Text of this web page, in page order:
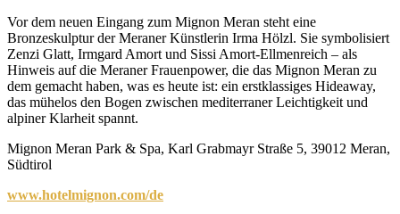
Vor dem neuen Eingang zum Mignon Meran steht eine
Bronzeskulptur der Meraner Künstlerin Irma Hölzl. Sie symbolisiert
Zenzi Glatt, Irmgard Amort und Sissi Amort-Ellmenreich – als
Hinweis auf die Meraner Frauenpower, die das Mignon Meran zu
dem gemacht haben, was es heute ist: ein erstklassiges Hideaway,
das mühelos den Bogen zwischen mediterraner Leichtigkeit und
alpiner Klarheit spannt.
Mignon Meran Park & Spa, Karl Grabmayr Straße 5, 39012 Meran,
Südtirol
www.hotelmignon.com/de